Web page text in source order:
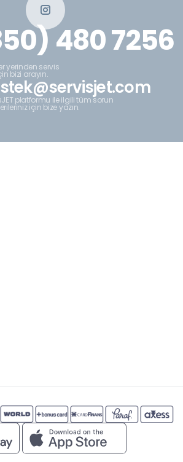
480 7256
yerinden servis
bizi arayın.
platformu ile ilgili tüm sorun
için bize yazın.